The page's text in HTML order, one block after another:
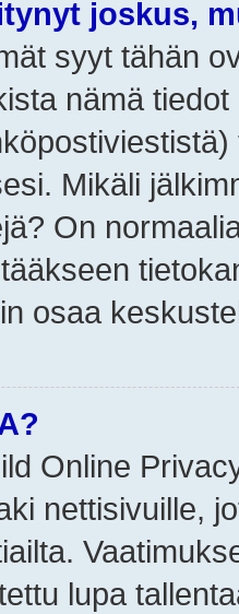
joskus,
syyt tähän
nämä
Mikäli
On
osaa
Online
nettisivuille,
lupa